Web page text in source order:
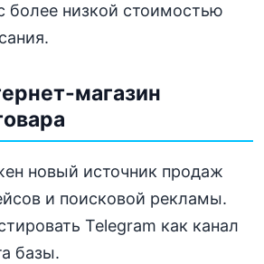
более низкой стоимостью
магазин
новый источник продаж
и поисковой рекламы.
Telegram как канал
базы.